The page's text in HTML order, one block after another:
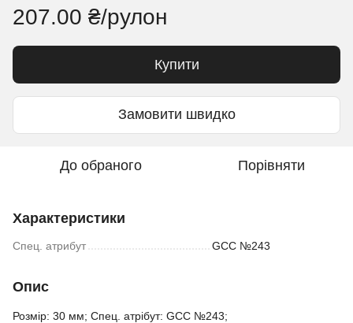
207.00 ₴/рулон
Купити
Замовити швидко
До обраного Порівняти
Характеристики
Спец. атрибут GCC №243
Опис
Розмір: 30 мм; Спец. атрібут: GCC №243;